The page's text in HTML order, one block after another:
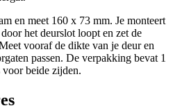
en meet 160 x 73 mm. Je monteert
het deurslot loopt en zet de
vooraf de dikte van je deur en
passen. De verpakking bevat 1
voor beide zijden.